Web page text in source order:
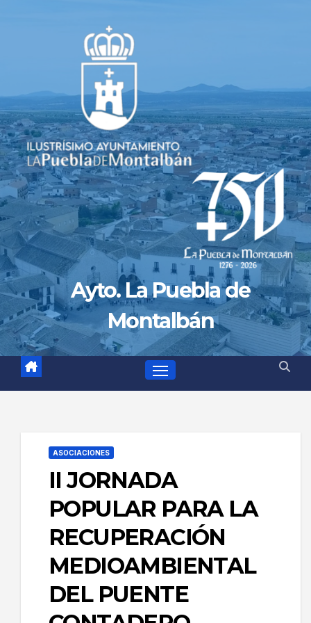
Ayto. La Puebla de
Montalbán
ASOCIACIONES
II JORNADA
POPULAR PARA LA
RECUPERACIÓN
MEDIOAMBIENTAL
DEL PUENTE